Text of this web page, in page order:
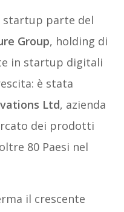
startup parte del
Group, holding di
in startup digitali
è stata
Ltd, azienda
dei prodotti
80 Paesi nel
il crescente